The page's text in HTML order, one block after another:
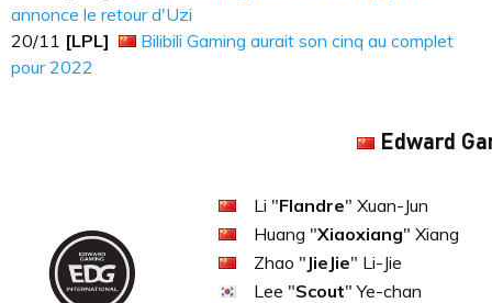
annonce le retour d'Uzi
20/11 [LPL]
Bilibili Gaming aurait son cinq au complet
pour 2022
Edward
Li "Flandre" Xuan-Jun
Huang "Xiaoxiang" Xiang
Zhao " JieJie" Li-Jie
Lee "Scout" Ye-chan